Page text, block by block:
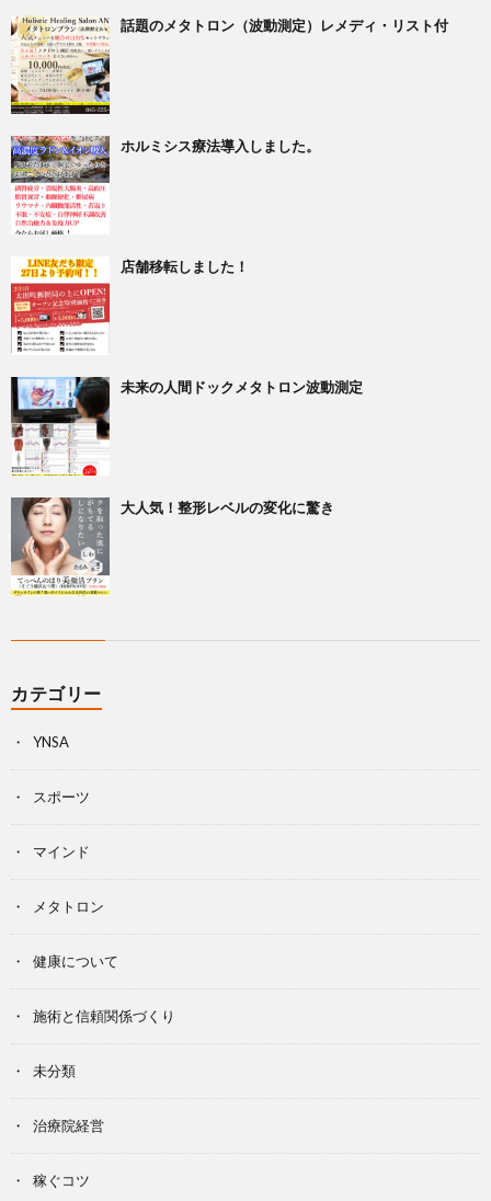
話題のメタトロン（波動測定）レメディ・リスト付
ホルミシス療法導入しました。
店舗移転しました！
未来の人間ドックメタトロン波動測定
大人気！整形レベルの変化に驚き
カテゴリー
YNSA
スポーツ
マインド
メタトロン
健康について
施術と信頼関係づくり
未分類
治療院経営
稼ぐコツ